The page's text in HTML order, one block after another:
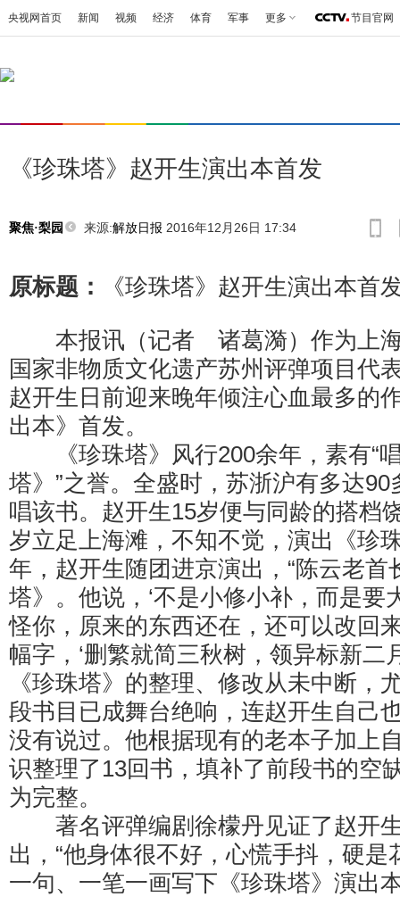
央视网首页 新闻 视频 经济 体育 军事 更多 节目官网
《珍珠塔》赵开生演出本首发
聚焦·梨园 来源:解放日报 2016年12月26日 17:34
原标题：
《珍珠塔》赵开生演出本首
本报讯（记者 诸葛漪）作为上海
国家非物质文化遗产苏州评弹项目代
赵开生日前迎来晚年倾注心血最多的
出本》首发。
《珍珠塔》风行200余年，素有“
塔》”之誉。全盛时，苏浙沪有多达
唱该书。赵开生15岁便与同龄的搭档
岁立足上海滩，不知不觉，演出《珍
年，赵开生随团进京演出，“陈云老首
塔》。他说，‘不是小修小补，而是要
怪你，原来的东西还在，还可以改回
幅字，‘删繁就简三秋树，领异标新二
《珍珠塔》的整理、修改从未中断，
段书目已成舞台绝响，连赵开生自己
没有说过。他根据现有的老本子加上
识整理了13回书，填补了前段书的空
为完整。
著名评弹编剧徐檬丹见证了赵开
出，“他身体很不好，心慌手抖，硬是
一句、一笔一画写下《珍珠塔》演出